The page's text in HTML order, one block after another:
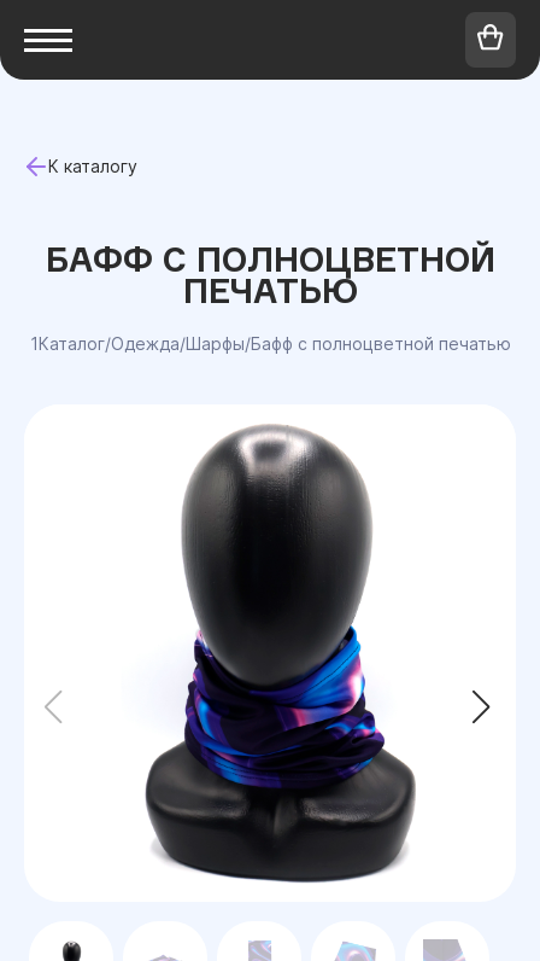
К каталогу
БАФФ С ПОЛНОЦВЕТНОЙ
ПЕЧАТЬЮ
1Каталог/Одежда/Шарфы/Бафф с полноцветной печатью